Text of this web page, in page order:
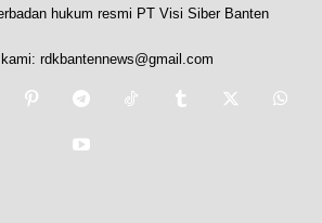
hukum resmi PT Visi Siber Banten
rdkbantennews@gmail.com